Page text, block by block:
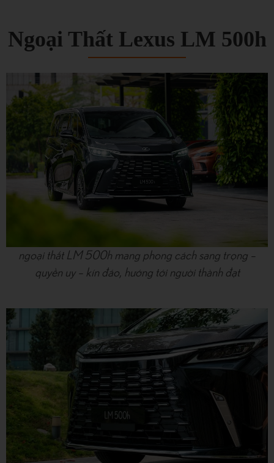
Ngoại Thất Lexus LM 500h
ngoại thất LM 500h mang phong cách sang trọng –
quyền uy – kín đáo, hướng tới người thành đạt